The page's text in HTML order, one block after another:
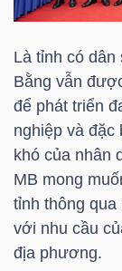
Là tỉnh có
Bằng vẫn
để phát triển
nghiệp và đặc
khó của nhân
MB mong
tỉnh thông
với nhu cầu
địa phương.
THẾ
GIỚI
ĐÔNG
DƯƠNG